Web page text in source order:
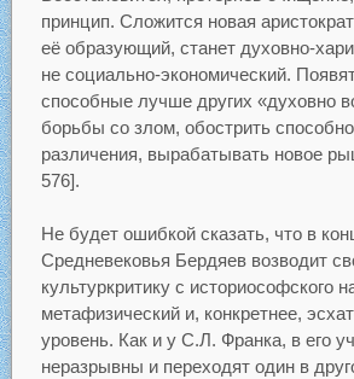
принцип. Сложится новая
её образующий, станет духовно-
не социально-экономический.
способные лучше других «духовно
борьбы со злом, обострить
различения, вырабатывать новое
576].
Не будет ошибкой сказать, что в
Средневековья Бердяев возводит
культуркритику с историософского
метафизический и, конкретнее,
уровень. Как и у С.Л. Франка, в его
неразрывны и переходят один в